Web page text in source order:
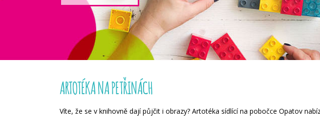
ARTOTÉKA NA PETŘINÁCH
Víte, že se v knihovně dají půjčit i obrazy? Artotéka sídlící na pobočce Opatov